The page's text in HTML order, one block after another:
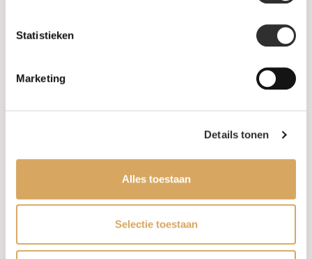
Statistieken
Marketing
Details tonen
Alles toestaan
Selectie toestaan
Levertijd & verzendkosten
Monday: Gesloten